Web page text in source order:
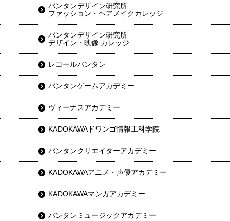
バンタンデザイン研究所
ファッション・ヘアメイクカレッジ
バンタンデザイン研究所
デザイン・映像 カレッジ
レコールバンタン
バンタンゲームアカデミー
ヴィーナスアカデミー
KADOKAWAドワンゴ情報工科学院
バンタンクリエイターアカデミー
KADOKAWAアニメ・声優アカデミー
KADOKAWAマンガアカデミー
バンタンミュージックアカデミー